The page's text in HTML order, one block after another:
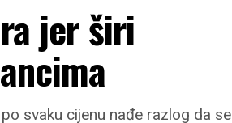
jer širi
svaku cijenu nađe razlog da se